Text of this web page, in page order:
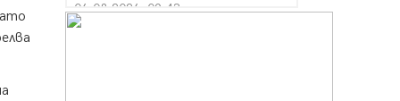
06.08.2026, 09:43